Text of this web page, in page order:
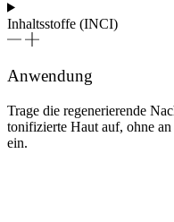
Inhaltsstoffe (INCI)
Anwendung
Trage die regenerierende
tonifizierte Haut auf, ohne
ein.